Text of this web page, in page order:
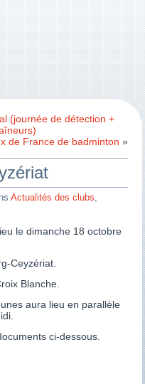
(journée de détection +
de France de badminton »
Actualités des clubs,
le dimanche 18 octobre
Ceyzériat.
Blanche.
aura lieu en parallèle
ci-dessous.